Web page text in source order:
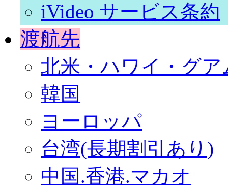
iVideo サービス条約
渡航先
北米・ハワイ・グア
韓国
ヨーロッパ
台湾(長期割引あり)
中国.香港.マカオ